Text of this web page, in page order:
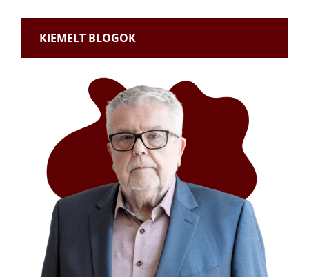
KIEMELT BLOGOK